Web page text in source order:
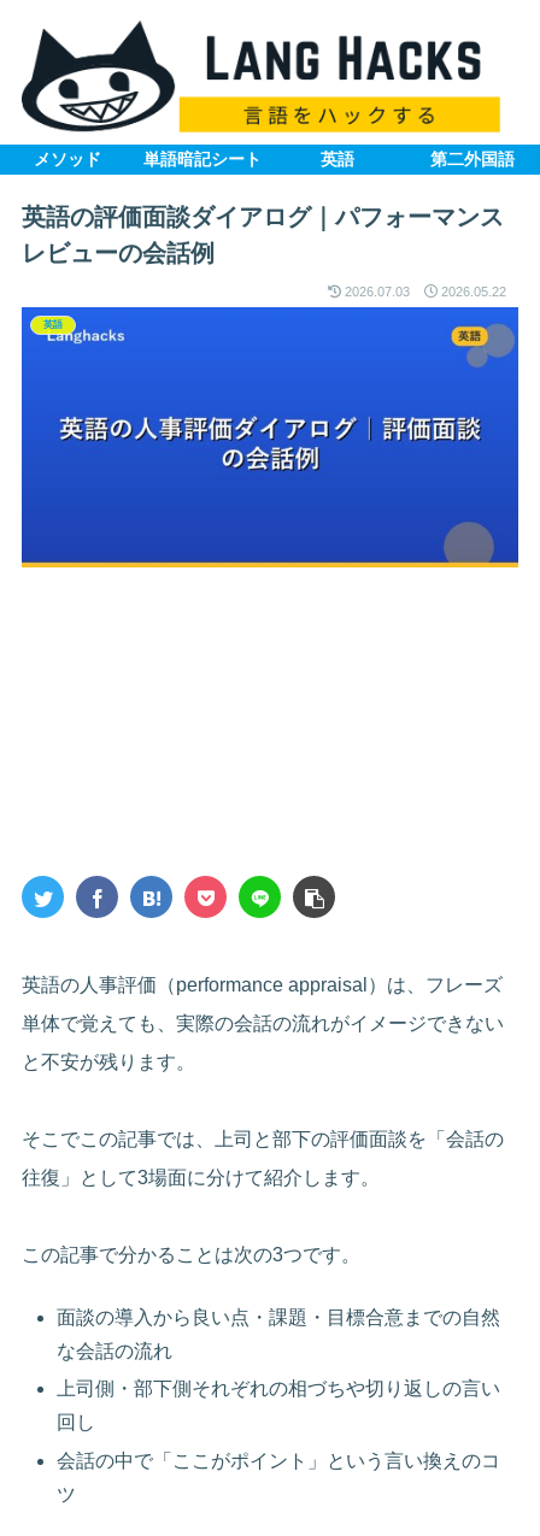
メソッド 単語暗記シート 英語 第二外国語
英語の評価面談ダイアログ｜パフォーマンス
レビューの会話例
2026.07.03 2026.05.22
英語
英語の人事評価（performance appraisal）は、フレーズ
単体で覚えても、実際の会話の流れがイメージできない
と不安が残ります。
そこでこの記事では、上司と部下の評価面談を「会話の
往復」として3場面に分けて紹介します。
この記事で分かることは次の3つです。
面談の導入から良い点・課題・目標合意までの自然
な会話の流れ
上司側・部下側それぞれの相づちや切り返しの言い
回し
会話の中で「ここがポイント」という言い換えのコ
ツ